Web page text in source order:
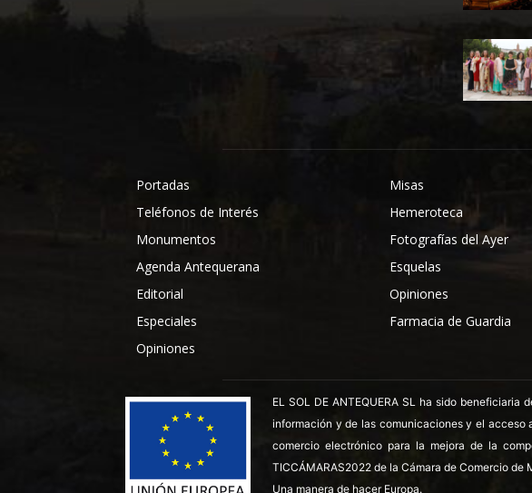
Portadas
Teléfonos de Interés
Monumentos
Agenda Antequerana
Editorial
Especiales
Opiniones
Misas
Hemeroteca
Fotografías del Ayer
Esquelas
Opiniones
Farmacia de Guardia
EL SOL DE ANTEQUERA SL ha sido
información y de las comunicaciones y el acceso
comercio electrónico para la mejora de la
TICCÁMARAS2022 de la Cámara de Comercio de
Una manera de hacer Europa.